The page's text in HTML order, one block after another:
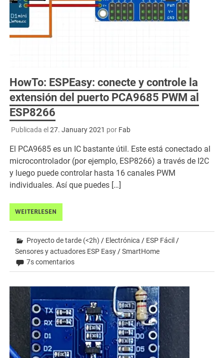
HowTo: ESPEasy: conecte y controle la
extensión del puerto PCA9685 PWM al
ESP8266
Publicada el 27. January 2021 por Fab
El PCA9685 es un IC bastante útil. Este está conectado al
microcontrolador (por ejemplo, ESP8266) a través de I2C
y luego puede controlar hasta 16 canales PWM
individuales. Así que puedes […]
WEITERLESEN
Proyecto de tarde (<2h) / Electrónica / ESP Fácil /
Sensores y actuadores ESP Easy/SmartHome
7s comentarios